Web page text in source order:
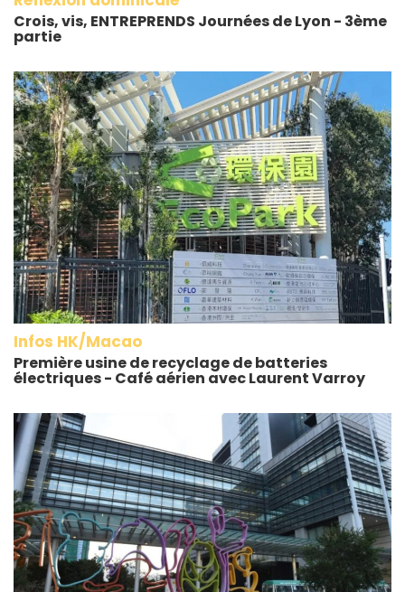
Crois, vis, ENTREPRENDS Journées de Lyon - 3ème
partie
Infos HK/Macao
Première usine de recyclage de batteries
électriques - Café aérien avec Laurent Varroy